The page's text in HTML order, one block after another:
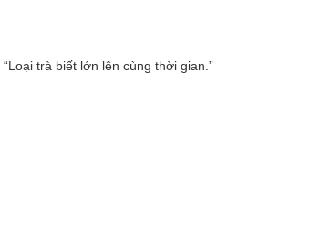
“Loại trà biết lớn lên cùng thời gian.”